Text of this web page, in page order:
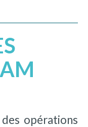
opérations